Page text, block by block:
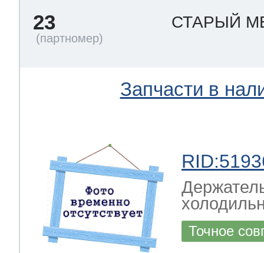
23 СТАРЫЙ
Запчасти в
Точное